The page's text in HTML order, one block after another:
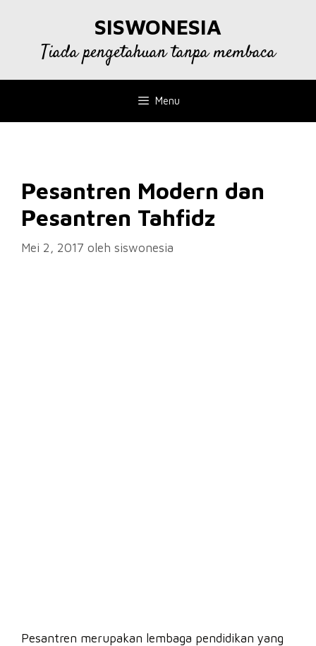
SISWONESIA
Tiada pengetahuan tanpa membaca
Menu
Pesantren Modern dan
Pesantren Tahfidz
Mei 2, 2017 oleh siswonesia
Pesantren merupakan lembaga pendidikan yang